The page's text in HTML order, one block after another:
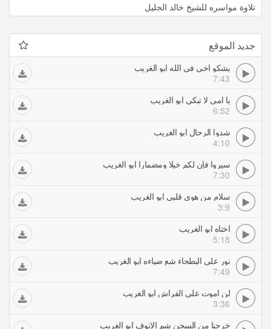
تلاوة مواسره للشيخ خالد الجليل
جديد الموقع
يشكو اخي في الله ابو الغريب
7:43
يا امي لا تبكي ابو الغريب
6:52
شدوا الرحال ابو الغريب
4:10
سيروا فإن لكم خيلا ومضمارا ابو الغريب
7:30
سلام من هوى قلبي ابو الغريب
3:9
اختاه ابو الغريب
5:18
نور على البطحاء شع ضياءه ابو الغريب
7:49
لن اموت على الفراش ابو الغريب
3:36
خرجنا من السجن شم الانوف ابو الغريب